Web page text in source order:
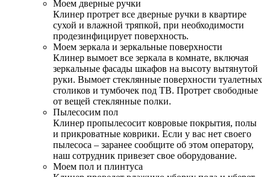
Моем дверные ручки
Клинер протрет все дверные ручки в квартире
сухой и влажной тряпкой, при необходимости
продезинфицирует поверхность.
Моем зеркала и зеркальные поверхности
Клинер вымоет все зеркала в комнате, включая
зеркальные фасады шкафов на высоту вытянутой
руки. Вымоет стеклянные поверхности туалетных
столиков и тумбочек под ТВ. Протрет свободные
от вещей стеклянные полки.
Пылесосим пол
Клинер пропылесосит ковровые покрытия, полы
и прикроватные коврики. Если у вас нет своего
пылесоса – заранее сообщите об этом оператору,
наш сотрудник привезет свое оборудование.
Моем пол и плинтуса